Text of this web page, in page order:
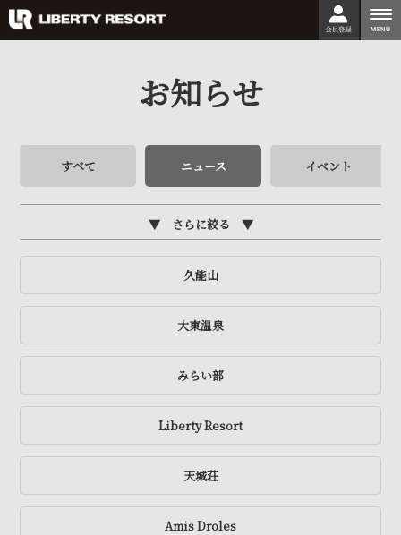
お知らせ
すべて ニュース イベント
さらに絞る
久能山
大東温泉
みらい部
Liberty Resort
天城荘
Amis Droles